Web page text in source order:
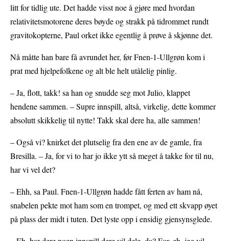
litt for tidlig ute. Det hadde visst noe å gjøre med hvordan
relativitetsmotorene deres bøyde og strakk på tidrommet rundt
gravitokopterne, Paul orket ikke egentlig å prøve å skjønne det.
Nå måtte han bare få avrundet her, før Fnen-1-Ullgrøn kom i
prat med hjelpefolkene og alt ble helt utålelig pinlig.
– Ja, flott, takk! sa han og snudde seg mot Julio, klappet
hendene sammen. – Supre innspill, altså, virkelig, dette kommer
absolutt skikkelig til nytte! Takk skal dere ha, alle sammen!
– Også vi? knirket det plutselig fra den ene av de gamle, fra
Bresilla. – Ja, for vi to har jo ikke ytt så meget å takke for til nu,
har vi vel det?
– Ehh, sa Paul. Fnen-1-Ullgrøn hadde fått ferten av ham nå,
snabelen pekte mot ham som en trompet, og med ett skvapp øyet
på plass der midt i tuten. Det lyste opp i ensidig gjensynsglede.